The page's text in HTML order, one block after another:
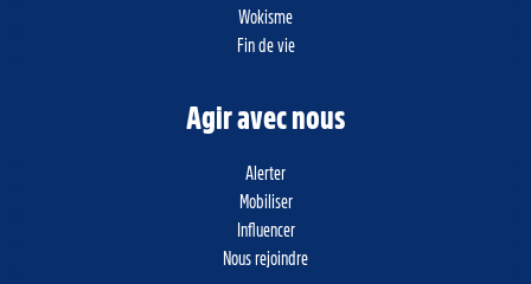
Wokisme
Fin de vie
Agir avec nous
Alerter
Mobiliser
Influencer
Nous rejoindre